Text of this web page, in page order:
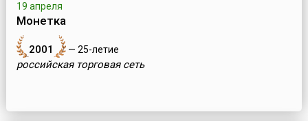
19 апреля
Монетка
2001 — 25-летие
российская торговая сеть